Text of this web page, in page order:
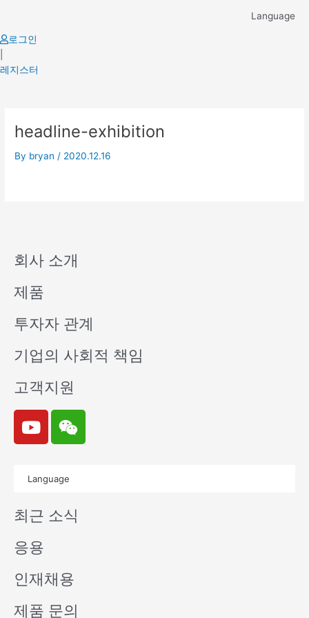
content
Language
로그인
레지스터
headline-exhibition
By bryan / 2020.12.16
회사 소개
제품
투자자 관계
기업의 사회적 책임
고객지원
Y
o
u
e
W
e
i
n
Language
최근 소식
응용
인재채용
제품 문의